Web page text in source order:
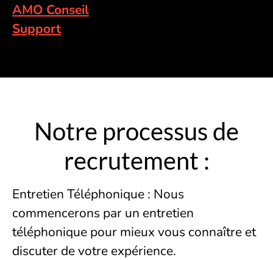
AMO Conseil
Support
Notre processus de
recrutement :
Entretien Téléphonique : Nous
commencerons par un entretien
téléphonique pour mieux vous connaître et
discuter de votre expérience.